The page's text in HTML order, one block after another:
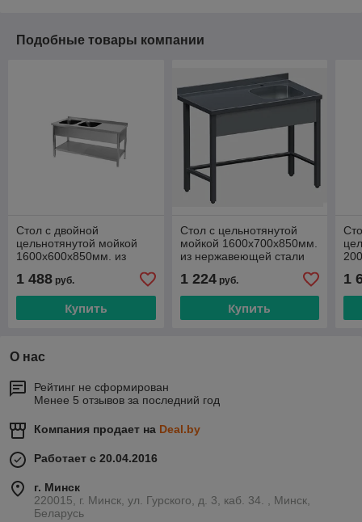
Подобные товары компании
Стол с двойной
цельнотянутой мойкой
1600х600х850мм. из
1 488 руб.
Купить
Стол с цельнотянутой
мойкой 1600х700х850мм.
из нержавеющей стали
1 224руб.
Купить
1
О нас
Рейтинг не сформирован
Менее 5 отзывов за последний год
Компания продает на Deal.by
Работает с 20.04.2016
г. Минск
220015, г. Минск, ул. Гурского, д. 3, каб. 34. , Минск,
Беларусь